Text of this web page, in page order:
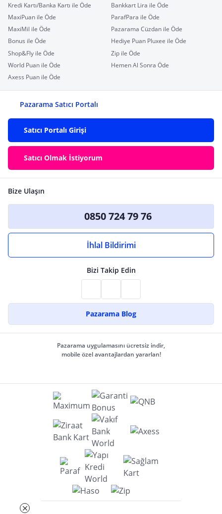
Kredi Kartı/Banka Kartı ile Öde
Bankkart Lira ile Öde
MaxiPuan ile Öde
ParafPara ile Öde
MaxiMil ile Öde
Pazarama Cüzdan ile Öde
Bonus ile Öde
Hediye Puan Pluxee ile Öde
Shop&Fly ile Öde
Zip ile Öde
World Puan ile Öde
Hemen Al Sonra Öde
Axess Puan ile Öde
Pazarama Satıcı Portalı
Satıcı Portalı Girişi
Satıcı Olmak İstiyorum
Bize Ulaşın
0850 724 79 76
İhlal Bildirimi
Bizi Takip Edin
Pazarama Blog
Pazarama uygulamasını ücretsiz indir,
mobile özel avantajlardan yararlan!